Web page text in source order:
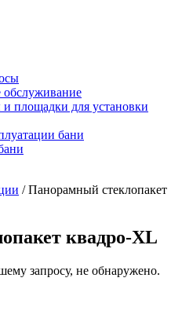
обслуживание
площадки для установки
бани
/ Панорамный стеклопакет
квадро-XL
запросу, не обнаружено.